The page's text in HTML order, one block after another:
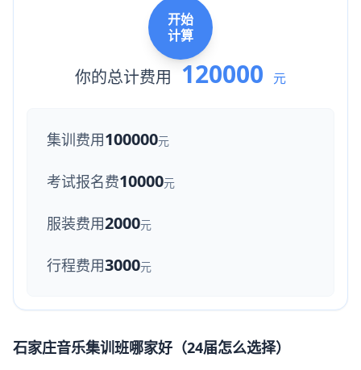
开始
计算
你的总计费用 120000 元
集训费用100000元
考试报名费10000元
服装费用2000元
行程费用3000元
石家庄音乐集训班哪家好（24届怎么选择）